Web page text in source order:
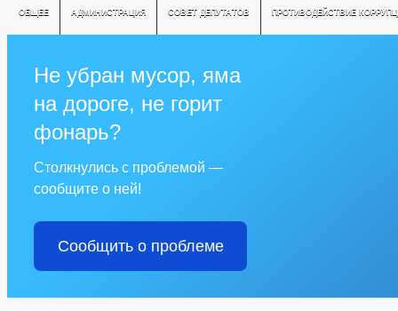
ОБЩЕЕ АДМИНИСТРАЦИЯ СОВЕТ ДЕПУТАТОВ ПРОТИВОДЕЙСТВИЕ
Не убран мусор, яма
на дороге, не горит
фонарь?
Столкнулись с проблемой —
сообщите о ней!
Сообщить о проблеме